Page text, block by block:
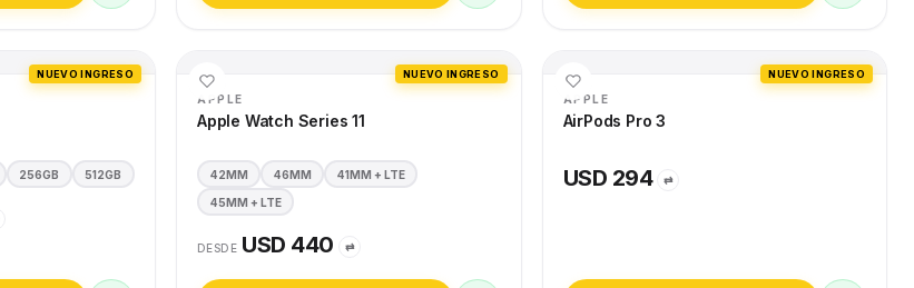
NUEVO INGRESO
256GB 512GB
NUEVO INGRESO
APPLE
Apple Watch Series 11
42MM 46MM 41MM + LTE
45MM + LTE
DESDE USD 440 ⇄
NUEVO INGRESO
APPLE
AirPods Pro 3
USD 294 ⇄